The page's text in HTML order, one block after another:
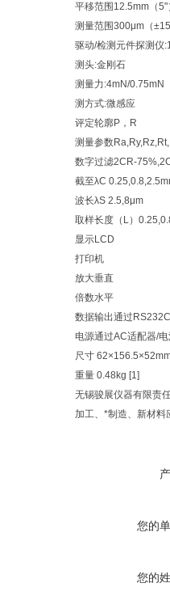
平移范围12.5mm（5"
测量范围300μm（
驱动/检测元件探测仪
测头:金刚石
测量力:4mN/0.75mN
测方式:微感应
评定轮廓P，R
测量参数
数字过滤2CR-
截至λC
波长λS 2.5,8μm
取样长度（L）
显示LCD
打印机
放大垂直
倍数水平
数据输出通过
电源通过AC适配器/
尺寸
重量 0.48kg [1]
无锡骏展仪器有限责
加工、*制造、新材料
您的
您的